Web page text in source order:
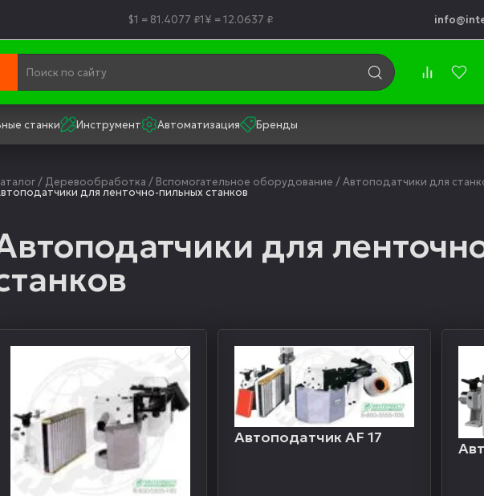
$1 = 81.4077 ₽1¥ = 12.0637 ₽
станки Инструмент Автоматизация Бренды
/ Деревообработка / Вспомогательное оборудование /Автоподатчики для
для ленточно-пильных станков
для
Автоподатчик AF 17